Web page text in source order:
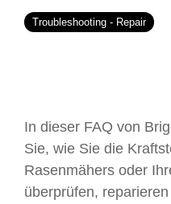
Troubleshooting - Repair
In dieser FAQ von
Sie, wie Sie die
Rasenmähers oder
überprüfen,